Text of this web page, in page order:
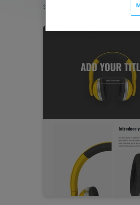
Sắp sếp theo: